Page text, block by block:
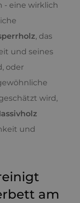
- eine wirklich
, das
und seines
oder
wird,
und
am